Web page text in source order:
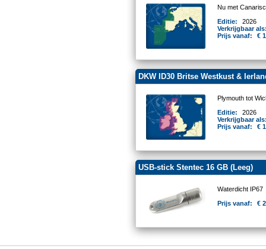
Nu met
Editie:
2026
Verkrijgbaar
Prijs vanaf:
€
DKW ID30 Britse Westkust &
Plymouth tot
Editie:
2026
Verkrijgbaar
Prijs vanaf:
€
USB-stick Stentec 16 GB (Leeg)
Waterdicht IP67
Prijs vanaf:
€